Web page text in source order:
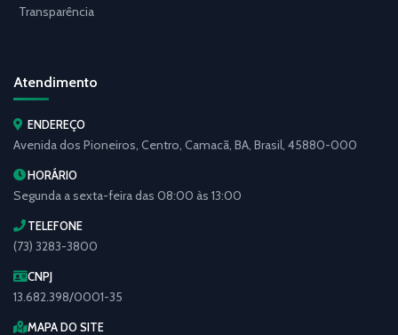
Transparência
Atendimento
ENDEREÇO
Avenida dos Pioneiros, Centro, Camacã, BA, Brasil, 45880-000
HORÁRIO
Segunda a sexta-feira das 08:00 às 13:00
TELEFONE
(73) 3283-3800
CNPJ
13.682.398/0001-35
MAPA DO SITE